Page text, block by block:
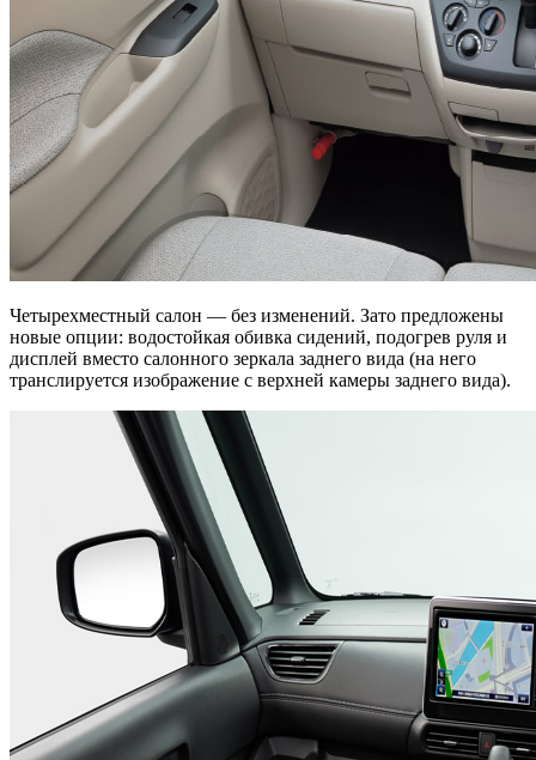
Четырехместный салон — без изменений. Зато предложены
новые опции: водостойкая обивка сидений, подогрев руля и
дисплей вместо салонного зеркала заднего вида (на него
транслируется изображение с верхней камеры заднего вида).